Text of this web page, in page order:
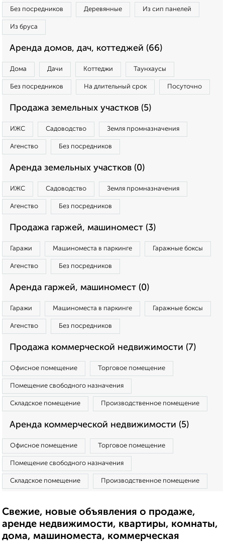
Без посредников Деревянные Из сип панелей
Из бруса
Аренда домов, дач, коттеджей (66)
Дома Дачи Коттеджи Таунхаусы
Без посредников На длительный срок Посуточно
Продажа земельных участков (5)
ИЖС Садоводство Земля промназначения
Агенство Без посредников
Аренда земельных участков (0)
ИЖС Садоводство Земля промназначения
Агенство Без посредников
Продажа гаржей, машиномест (3)
Гаражи Машиноместа в паркинге Гаражные боксы
Агенство Без посредников
Аренда гаржей, машиномест (0)
Гаражи Машиноместа в паркинге Гаражные боксы
Агенство Без посредников
Продажа коммерческой недвижимости (7)
Офисное помещение Торговое помещение
Помещение свободного назначения
Складское помещение Производственное помещение
Аренда коммерческой недвижимости (5)
Офисное помещение Торговое помещение
Помещение свободного назначения
Складское помещение Производственное помещение
Свежие, новые объявления о продаже,
аренде недвижимости, квартиры, комнаты,
дома, машиноместа, коммерческая